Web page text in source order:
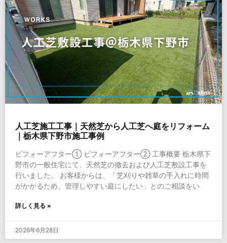
人工芝施工工事｜天然芝から人工芝へ庭をリフォーム
｜栃木県下野市施工事例
ビフォーアフター① ビフォーアフター② 工事概要 栃木県下
野市の一般住宅にて、天然芝の撤去および人工芝敷設工事を
行いました。 お客様からは、「芝刈りや雑草の手入れに時間
がかかるため、管理しやすい庭にしたい」とのご相談をい
詳しく見る »
2026年6月28日